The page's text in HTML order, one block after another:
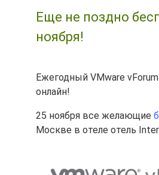
Еще не поздно
ноября!
Ежегодный VMware
онлайн!
25 ноября все желающие
Москве в отеле отель